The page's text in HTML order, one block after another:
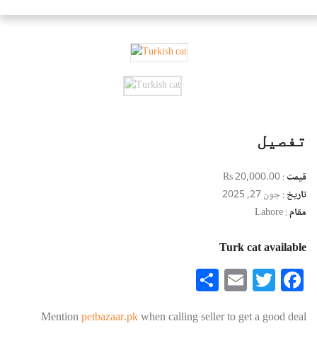
تفصیل
قیمت :
تاریخ :جون 27, 2025
مقام:
Turk cat available
Facebook
Twitter
Email
Mentionpetbazaar.pkwhen calling seller to get a good deal